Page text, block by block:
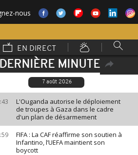
nous
EN DIRECT
DERNIÈRE MINUTE
7 août 2026
L'Ouganda autorise le déploiement
de troupes à Gaza dans le cadre
d'un plan de désarmement
FIFA : La CAF réaffirme son soutien à
Infantino, l’UEFA maintient son
boycott